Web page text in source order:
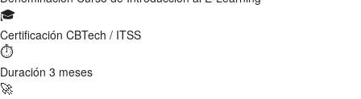
🎓
Certificación CBTech / ITSS
⏱
Duración 3 meses
🚀